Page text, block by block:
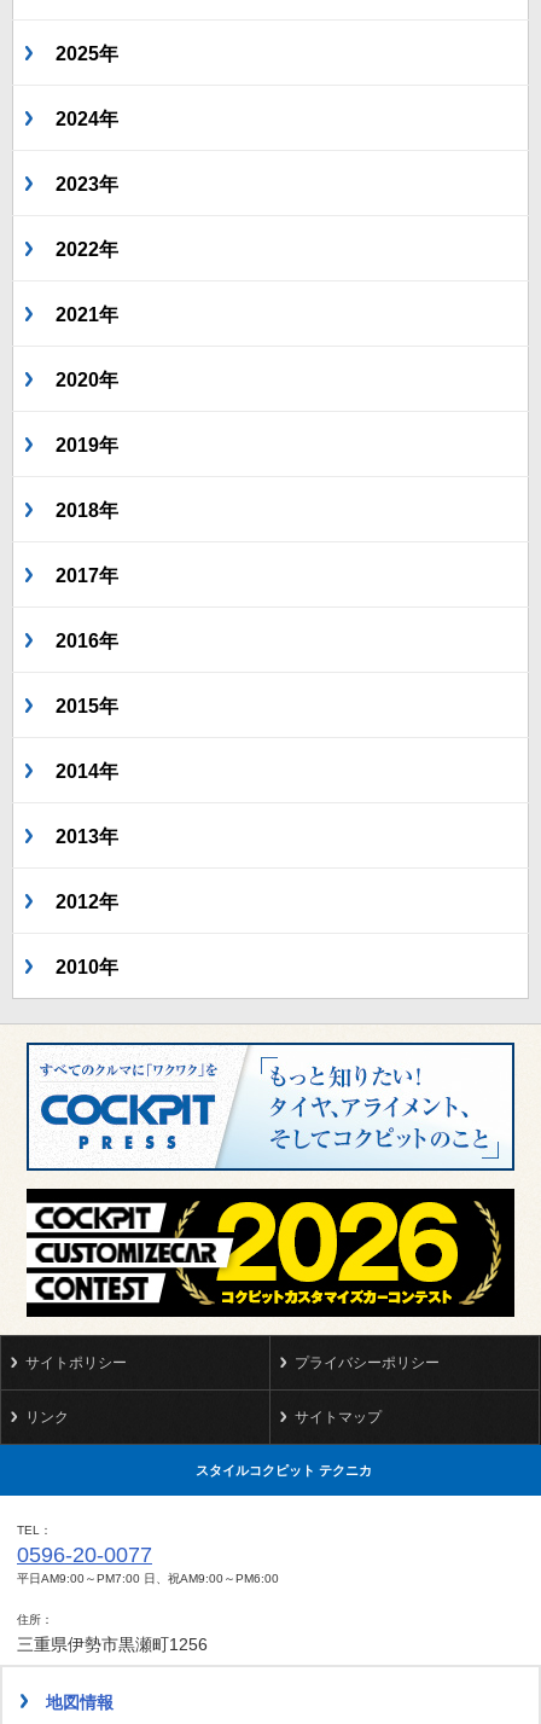
2025年
2024年
2023年
2022年
2021年
2020年
2019年
2018年
2017年
2016年
2015年
2014年
2013年
2012年
2010年
サイトポリシー プライバシーポリシー
リンク サイトマップ
スタイルコクピット テクニカ
TEL
0596-20-0077
平日AM9:00～PM7:00 日、祝AM9:00～PM6:00
住所
三重県伊勢市黒瀬町1256
地図情報